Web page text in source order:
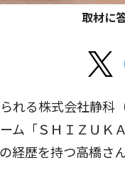
取材に
れる株式会社静科
ム「ＳＨＩＺＵＫ
経歴を持つ高橋さ